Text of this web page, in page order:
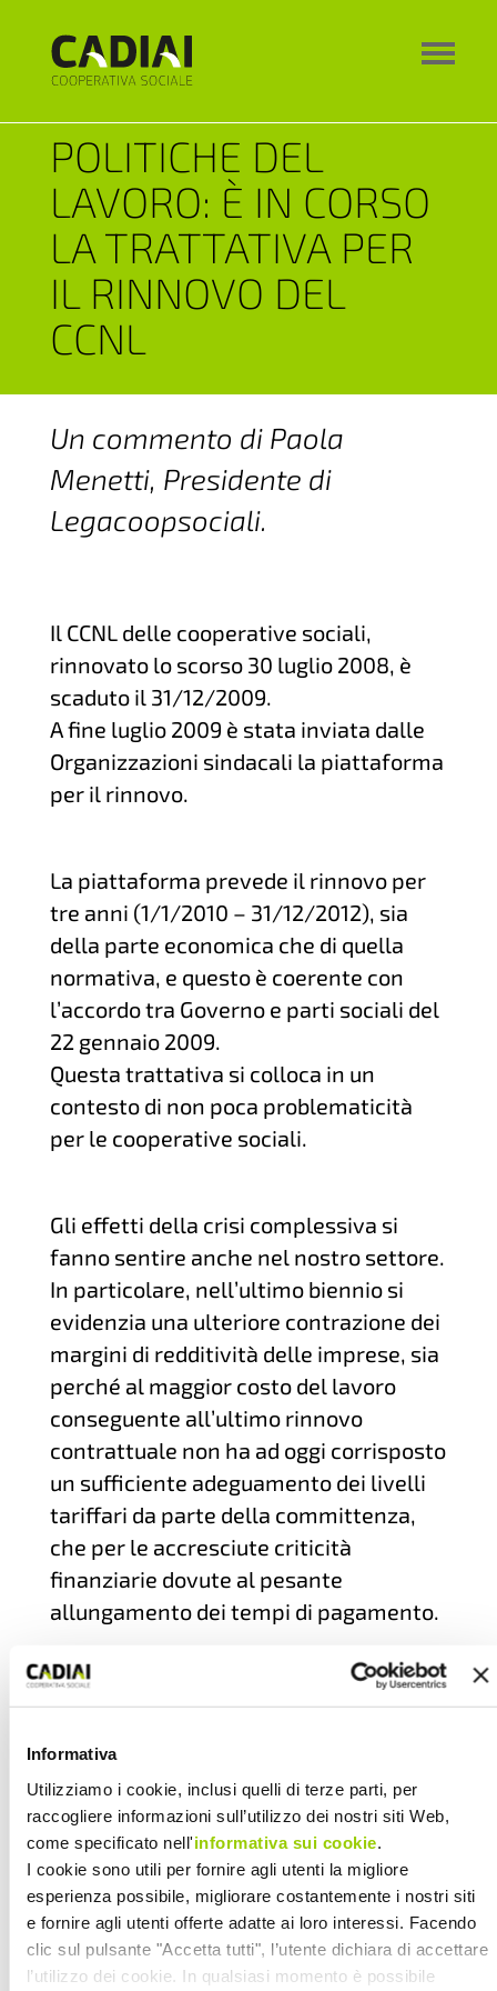
Informativa
Utilizziamo i cookie, inclusi quelli di terze parti, per
raccogliere informazioni sull’utilizzo dei nostri siti Web,
come specificato nell'informativa sui cookie
I cookie sono utili per fornire agli utenti la migliore
esperienza possibile, migliorare costantemente i nostri siti
e fornire agli utenti offerte adatte ai loro interessi. Facendo
clic sul pulsante "Accetta tutti", l’utente dichiara di accettare
l’utilizzo dei cookie. In qualsiasi momento è possibile
POLITICHE DEL
LAVORO: È IN CORSO
LA TRATTATIVA PER
IL RINNOVO DEL
CCNL
Un commento di Paola
Menetti, Presidente di
Legacoopsociali.
Il CCNL delle cooperative sociali,
rinnovato lo scorso 30 luglio 2008, è
scaduto il 31/12/2009.
A fine luglio 2009 è stata inviata dalle
Organizzazioni sindacali la piattaforma
per il rinnovo.
La piattaforma prevede il rinnovo per
tre anni (1/1/2010 – 31/12/2012), sia
della parte economica che di quella
normativa, e questo è coerente con
l’accordo tra Governo e parti sociali del
22 gennaio 2009.
Questa trattativa si colloca in un
contesto di non poca problematicità
per le cooperative sociali.
Gli effetti della crisi complessiva si
fanno sentire anche nel nostro settore.
In particolare, nell’ultimo biennio si
evidenzia una ulteriore contrazione dei
margini di redditività delle imprese, sia
perché al maggior costo del lavoro
conseguente all’ultimo rinnovo
contrattuale non ha ad oggi corrisposto
un sufficiente adeguamento dei livelli
tariffari da parte della committenza,
che per le accresciute criticità
finanziarie dovute al pesante
allungamento dei tempi di pagamento.
In questa situazione, il mandato che la
delegazione si sintetizza in due punti
sostanziali: lavoriamo in modo serio e
costruttivo per giungere al rinnovo,
perché il CCNL rappresenta per il
settore un indispensabile strumento di
regolazione del mercato, di
valorizzazione del lavoro e di